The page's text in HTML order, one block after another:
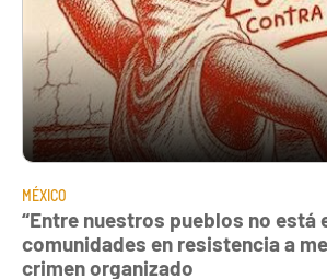
MÉXICO
“Entre nuestros pueblos no está
comunidades en resistencia a
crimen organizado